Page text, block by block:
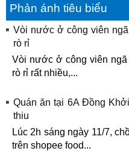
Phản ánh tiêu biểu
Vòi nước ở công viên
rò rỉ
Vòi nước ở công viên
rò rỉ rất nhiều,...
Quán ăn tại 6A Đồng
thiu
Lúc 2h sáng ngày 11/7,
trên shopee food...